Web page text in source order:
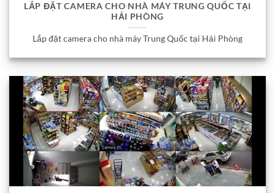
LẮP ĐẶT CAMERA CHO NHÀ MÁY TRUNG QUỐC TẠI
HẢI PHÒNG
Lắp đặt camera cho nhà máy Trung Quốc tại Hải Phòng